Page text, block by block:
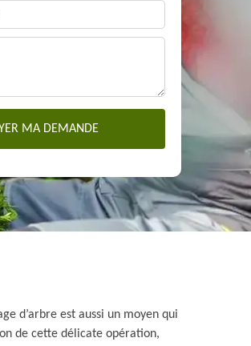
d’arbre est aussi un moyen qui
de cette délicate opération,